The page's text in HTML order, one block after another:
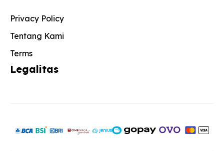
Privacy Policy
Tentang Kami
Terms
Legalitas